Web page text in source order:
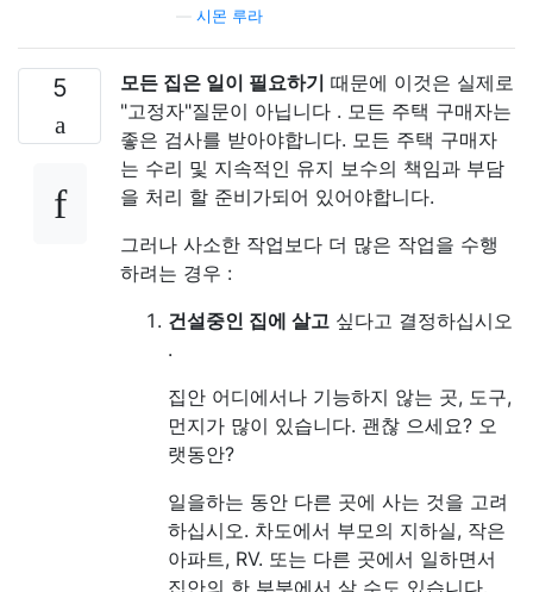
시몬 루라
5 모든 집은 일이 필요하기 때문에 이것은 실제로
"고정자"질문이 아닙니다 . 모든 주택 구매자는
좋은 검사를 받아야합니다. 모든 주택 구매자
는 수리 및 지속적인 유지 보수의 책임과 부담
을 처리 할 준비가되어 있어야합니다.
그러나 사소한 작업보다 더 많은 작업을 수행
하려는 경우 :
건설중인 집에 살고 싶다고 결정하십시오
.
집안 어디에서나 기능하지 않는 곳, 도구,
먼지가 많이 있습니다. 괜찮 으세요? 오
랫동안?
일을하는 동안 다른 곳에 사는 것을 고려
하십시오. 차도에서 부모의 지하실, 작은
아파트, RV. 또는 다른 곳에서 일하면서
집안의 한 부분에서 살 수도 있습니다.